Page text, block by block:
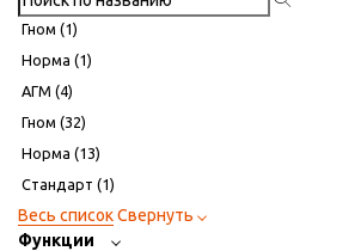
Гном (1)
Норма (1)
АГМ (4)
Гном (32)
Норма (13)
Стандарт (1)
Весь списокСвернуть
Функции